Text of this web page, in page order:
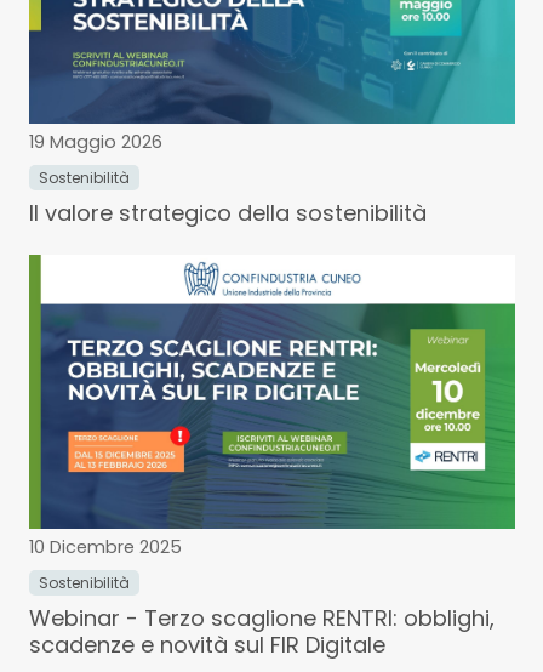
19 Maggio 2026
Sostenibilità
Il valore strategico della sostenibilità
10 Dicembre 2025
Sostenibilità
Webinar - Terzo scaglione RENTRI: obblighi,
scadenze e novità sul FIR Digitale